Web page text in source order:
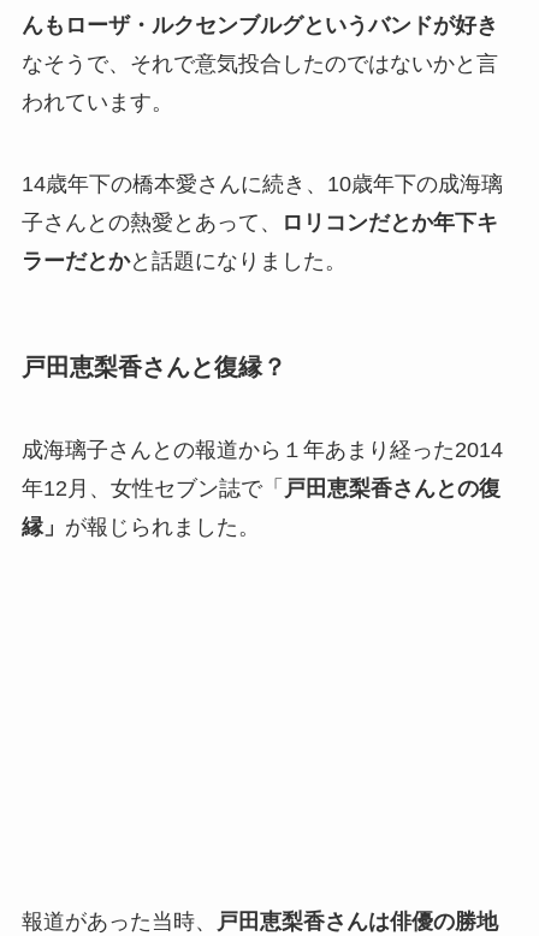
んもローザ・ルクセンブルグというバンドが好き
なそうで、それで意気投合したのではないかと言
われています。
14歳年下の橋本愛さんに続き、10歳年下の成海璃
子さんとの熱愛とあって、
ロリコンだとか年下キ
ラーだとかと話題になりました。
戸田恵梨香さんと復縁？
成海璃子さんとの報道から１年あまり経った2014
年12月、女性セブン誌で「 戸田恵梨香さんとの復
縁」 が報じられました。
報道があった当時、
戸田恵梨香さんは俳優の勝地